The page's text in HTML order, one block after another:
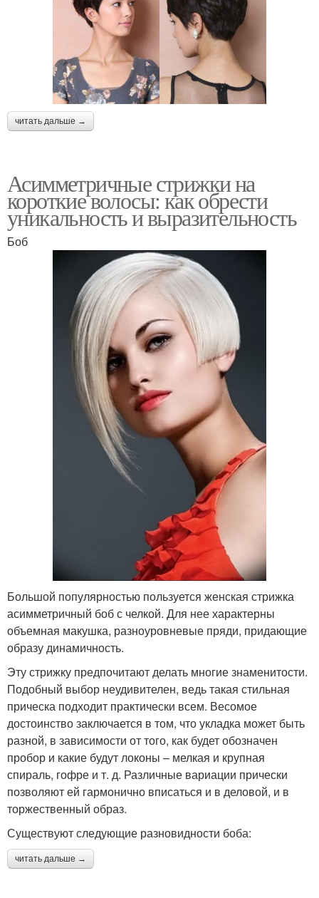
читать дальше →
Асимметричные стрижки на
короткие волосы: как обрести
уникальность и выразительность
Боб
Большой популярностью пользуется женская стрижка
асимметричный боб с челкой. Для нее характерны
объемная макушка, разноуровневые пряди, придающие
образу динамичность.
Эту стрижку предпочитают делать многие знаменитости.
Подобный выбор неудивителен, ведь такая стильная
прическа подходит практически всем. Весомое
достоинство заключается в том, что укладка может быть
разной, в зависимости от того, как будет обозначен
пробор и какие будут локоны – мелкая и крупная
спираль, гофре и т. д. Различные вариации прически
позволяют ей гармонично вписаться и в деловой, и в
торжественный образ.
Существуют следующие разновидности боба:
читать дальше →